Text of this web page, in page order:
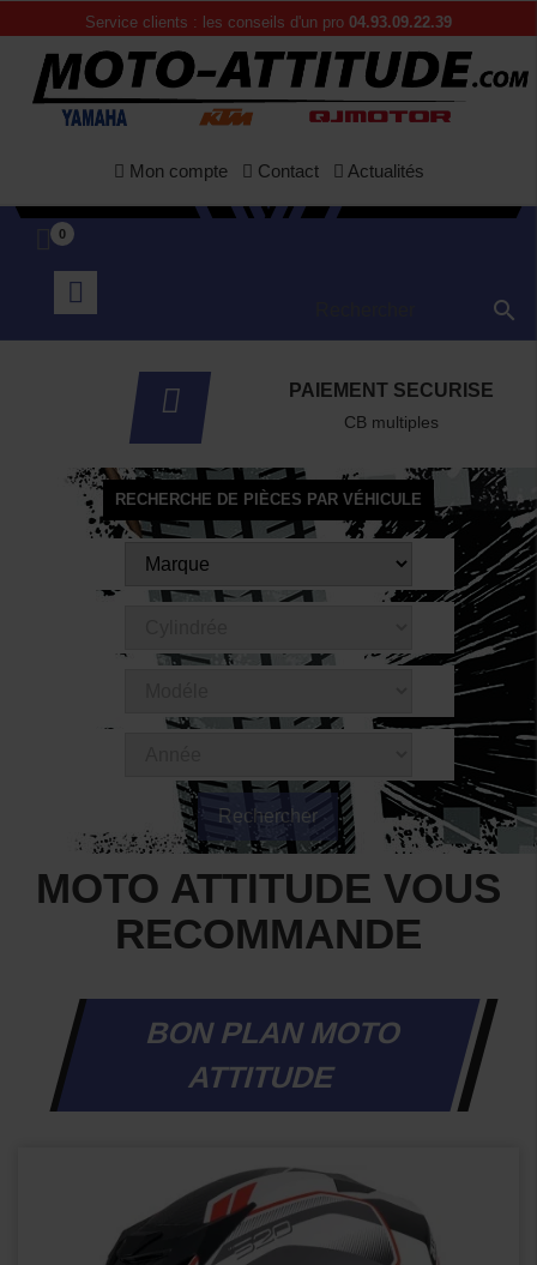
Service clients : les conseils d'un pro 04.93.09.22.39
Mon compte Contact Actualités
0

PAIEMENT SECURISE
CB multiples
RECHERCHE DE PIÈCES PAR VÉHICULE
MOTO ATTITUDE VOUS
RECOMMANDE
BON PLAN MOTO
ATTITUDE
APERÇU RAPIDE
APERÇU RAPIDE